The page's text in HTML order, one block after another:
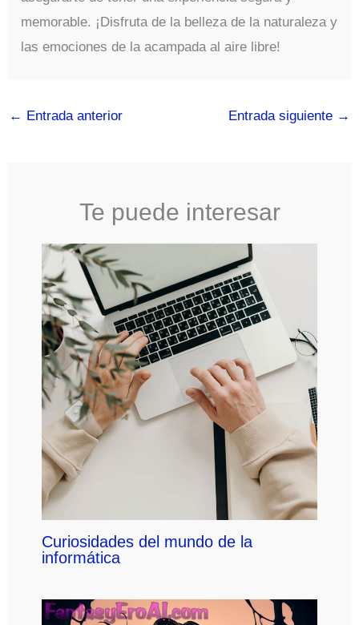
memorable. ¡Disfruta de la belleza de la naturaleza y
las emociones de la acampada al aire libre!
← Entrada anterior Entrada siguiente →
Te puede interesar
Curiosidades del mundo de la
informática